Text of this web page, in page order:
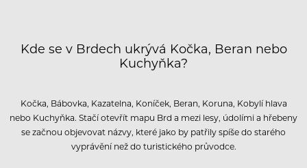
Kde se v Brdech ukrývá Kočka, Beran nebo
Kuchyňka?
Kočka, Bábovka, Kazatelna, Koníček, Beran, Koruna, Kobylí hlava
nebo Kuchyňka. Stačí otevřít mapu Brd a mezi lesy, údolími a hřebeny
se začnou objevovat názvy, které jako by patřily spíše do starého
vyprávění než do turistického průvodce.